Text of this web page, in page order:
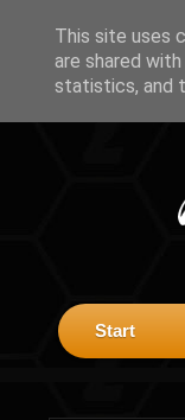
Start
This site uses
are shared
statistics, and